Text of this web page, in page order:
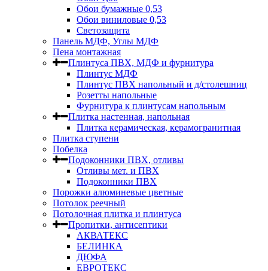
Обои бумажные 0,53
Обои виниловые 0,53
Светозащита
Панель МДФ, Углы МДФ
Пена монтажная
Плинтуса ПВХ, МДФ и фурнитура
Плинтус МДФ
Плинтус ПВХ напольный и д/столешниц
Розетты напольные
Фурнитура к плинтусам напольным
Плитка настенная, напольная
Плитка керамическая, керамогранитная
Плитка ступени
Побелка
Подоконники ПВХ, отливы
Отливы мет. и ПВХ
Подоконники ПВХ
Порожки алюминевые цветные
Потолок реечный
Потолочная плитка и плинтуса
Пропитки, антисептики
АКВАТЕКС
БЕЛИНКА
ДЮФА
ЕВРОТЕКС